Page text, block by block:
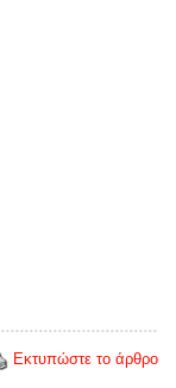
Εκτυπώστε το άρθρο